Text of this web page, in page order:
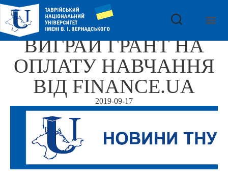
ВИГРАЙ ГРАНТ НА
ОПЛАТУ НАВЧАННЯ
ВІД FINANCE.UA
2019-09-17